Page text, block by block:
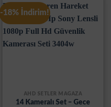
-18% İndirim!
AHD SETLER MAĞAZA
14 Kameralı Set – Gece